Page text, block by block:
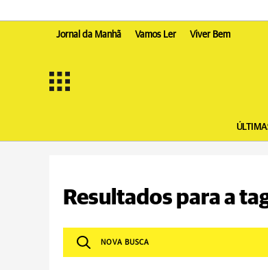
Jornal da Manhã Vamos Ler Viver Bem
Resultados para a